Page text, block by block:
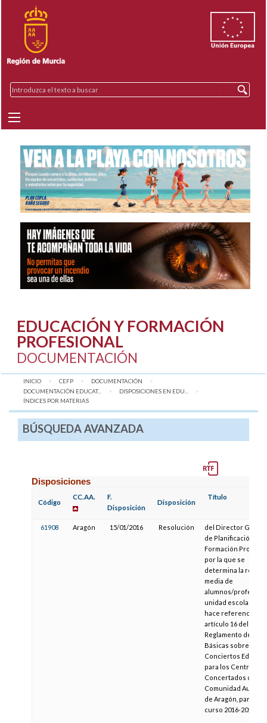
EDUCACIÓN Y FORMACIÓN
PROFESIONAL
DOCUMENTACIÓN
INICIO CEFP
DOCUMENTACIÓN
DOCUMENTACIÓN EDUCAT...
DISPOSICIONES EN EDU...
AQUÍ:
ÍNDICES POR MATERIAS
BÚSQUEDA AVANZADA
Disposiciones
Código
CC.AA.
F.
Disposición
Disposición
Título
61908 Aragón 15/01/2016 Resolución
del Director
de Planificación y
Formación
por la que se
determina la
media de
alumnos/profesor
unidad escolar, a
hace referencia el
artículo 16 del
Reglamento de
Básicas sobre
Conciertos
para los Centros
Concertados de la
Comunidad
de Aragón, para el
curso 2016-2017